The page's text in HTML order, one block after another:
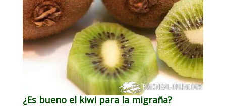
¿Es bueno el kiwi para la migraña?